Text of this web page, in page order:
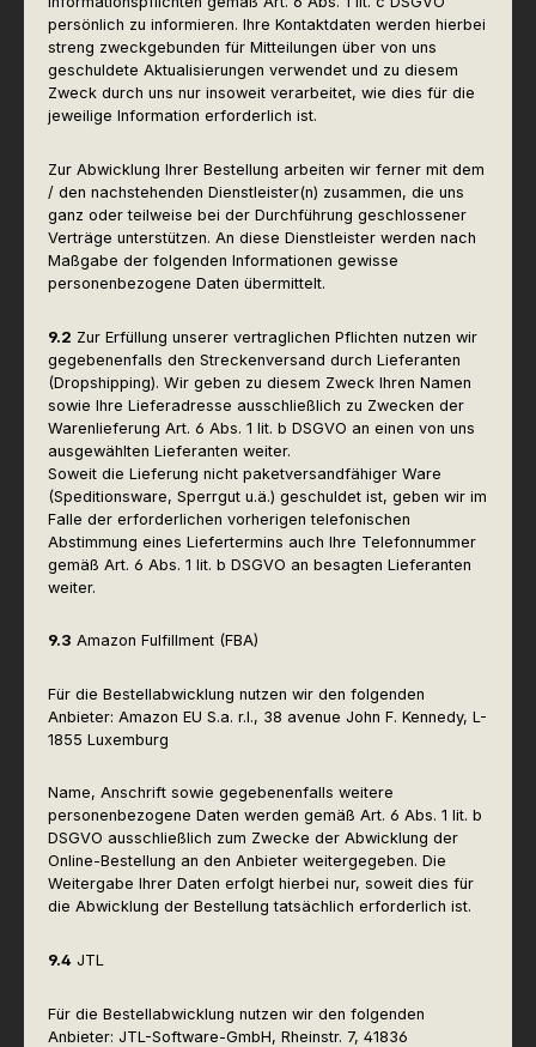
persönlich zu informieren. Ihre Kontaktdaten werden hierbei
streng zweckgebunden für Mitteilungen über von uns
geschuldete Aktualisierungen verwendet und zu diesem
Zweck durch uns nur insoweit verarbeitet, wie dies für die
jeweilige Information erforderlich ist.
Zur Abwicklung Ihrer Bestellung arbeiten wir ferner mit dem
/ den nachstehenden Dienstleister(n) zusammen, die uns
ganz oder teilweise bei der Durchführung geschlossener
Verträge unterstützen. An diese Dienstleister werden nach
Maßgabe der folgenden Informationen gewisse
personenbezogene Daten übermittelt.
9.2 Zur Erfüllung unserer vertraglichen Pflichten nutzen wir
gegebenenfalls den Streckenversand durch Lieferanten
(Dropshipping). Wir geben zu diesem Zweck Ihren Namen
sowie Ihre Lieferadresse ausschließlich zu Zwecken der
Warenlieferung Art. 6 Abs. 1 lit. b DSGVO an einen von uns
ausgewählten Lieferanten weiter.
Soweit die Lieferung nicht paketversandfähiger Ware
(Speditionsware, Sperrgut u.ä.) geschuldet ist, geben wir im
Falle der erforderlichen vorherigen telefonischen
Abstimmung eines Liefertermins auch Ihre Telefonnummer
gemäß Art. 6 Abs. 1 lit. b DSGVO an besagten Lieferanten
weiter.
9.3 Amazon Fulfillment (FBA)
Für die Bestellabwicklung nutzen wir den folgenden
Anbieter: Amazon EU S.a. r.l., 38 avenue John F. Kennedy, L-
1855 Luxemburg
Name, Anschrift sowie gegebenenfalls weitere
personenbezogene Daten werden gemäß Art. 6 Abs. 1 lit. b
DSGVO ausschließlich zum Zwecke der Abwicklung der
Online-Bestellung an den Anbieter weitergegeben. Die
Weitergabe Ihrer Daten erfolgt hierbei nur, soweit dies für
die Abwicklung der Bestellung tatsächlich erforderlich ist.
9.4 JTL
Für die Bestellabwicklung nutzen wir den folgenden
Anbieter: JTL-Software-GmbH, Rheinstr. 7, 41836